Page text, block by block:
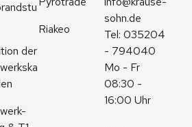
der
Riakeo
sohn.de
Tel: 035204
- 794040
Mo - Fr
08:30 -
16:00 Uhr